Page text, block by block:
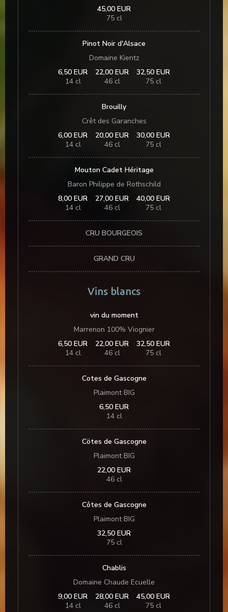
45,00 EUR
75 cl
Pinot Noir d'Alsace
Domaine Kientz
6,50 EUR
14 cl
22,00 EUR
46 cl
32,50 EUR
75 cl
Brouilly
Crêt des Garanches
6,00 EUR
14 cl
20,00 EUR
46 cl
30,00 EUR
75 cl
Mouton Cadet Héritage
Baron Philippe de Rothschild
8,00 EUR
14 cl
27,00 EUR
46 cl
40,00 EUR
75 cl
CRU BOURGEOIS
GRAND CRU
Vins blancs
vin du moment
Marrenon 100% Viognier
6,50 EUR
14 cl
22,00 EUR
46 cl
32,50 EUR
75 cl
Cotes de Gascogne
Plaimont BIG
6,50 EUR
14 cl
Cötes de Gascogne
Plaimont BIG
22,00 EUR
46 cl
Côtes de Gascogne
Plaimont BIG
32,50 EUR
75 cl
Chablis
Domaine Chaude Ecuelle
9,00 EUR
14 cl
28,00 EUR
46 cl
45,00 EUR
75 cl